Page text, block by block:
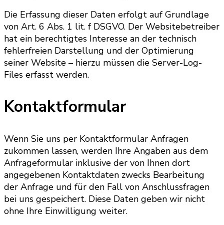
Die Erfassung dieser Daten erfolgt auf Grundlage
von Art. 6 Abs. 1 lit. f DSGVO. Der Websitebetreiber
hat ein berechtigtes Interesse an der technisch
fehlerfreien Darstellung und der Optimierung
seiner Website – hierzu müssen die Server-Log-
Files erfasst werden.
Kontaktformular
Wenn Sie uns per Kontaktformular Anfragen
zukommen lassen, werden Ihre Angaben aus dem
Anfrageformular inklusive der von Ihnen dort
angegebenen Kontaktdaten zwecks Bearbeitung
der Anfrage und für den Fall von Anschlussfragen
bei uns gespeichert. Diese Daten geben wir nicht
ohne Ihre Einwilligung weiter.